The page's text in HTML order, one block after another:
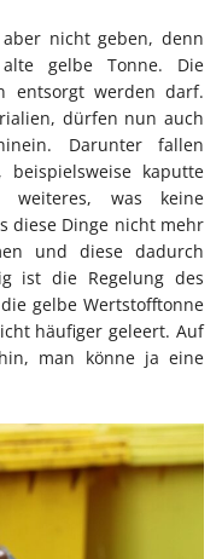
nicht geben, denn
gelbe Tonne. Die
entsorgt werden darf.
dürfen nun auch
Darunter fallen
kaputte
weiteres, was keine
diese Dinge nicht mehr
und diese dadurch
ist die Regelung des
gelbe Wertstofftonne
häufiger geleert. Auf
man könne ja eine